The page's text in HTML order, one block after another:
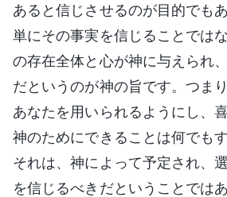
あると信じさせるのが目的でも
単にその事実を信じることでは
の存在全体と心が神に与えられ
だというのが神の旨です。つま
あなたを用いられるようにし、
神のためにできることは何でも
それは、神によって予定され、
を信じるべきだということでは